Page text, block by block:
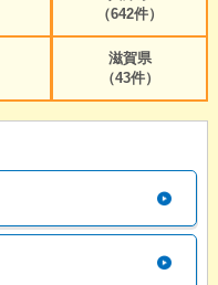
（642件）
滋賀県
（43件）